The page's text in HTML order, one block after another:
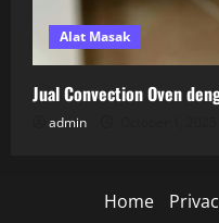
Alat Masak
Jual Convection Oven
admin
Home